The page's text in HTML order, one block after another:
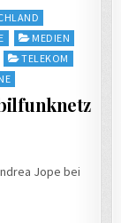
MEDIEN
TELEKOM
Jope bei